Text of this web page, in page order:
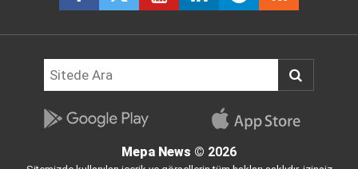
Mepa News © 2026